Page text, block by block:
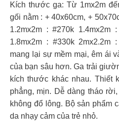
Kích thước ga: Từ 1mx2m
gối nằm : + 40x60cm, +
1.2mx2m : #270k 1.4mx2m
1.8mx2m : #330k 2mx2.2m
mang lại sự mềm mại, êm ái
của bạn sâu hơn. Ga trải
kích thước khác nhau. Thiết
phẳng, mịn. Dễ dàng tháo
không đổ lông. Bộ sản phẩm
da nhạy cảm của trẻ nhỏ.